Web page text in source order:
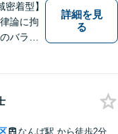
密着型】
論に拘
バラン
寧に聞
上で最
す。
詳細を見
る
なんば駅 から徒歩2分